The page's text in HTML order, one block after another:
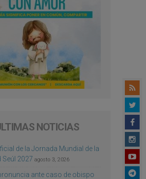
NOTICIAS
de la Jornada Mundial de la
Seúl 2027 agosto 3, 2026
ante caso de obispo